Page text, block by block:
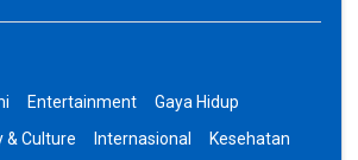
Entertainment
Gaya Hidup
& Culture Internasional Kesehatan